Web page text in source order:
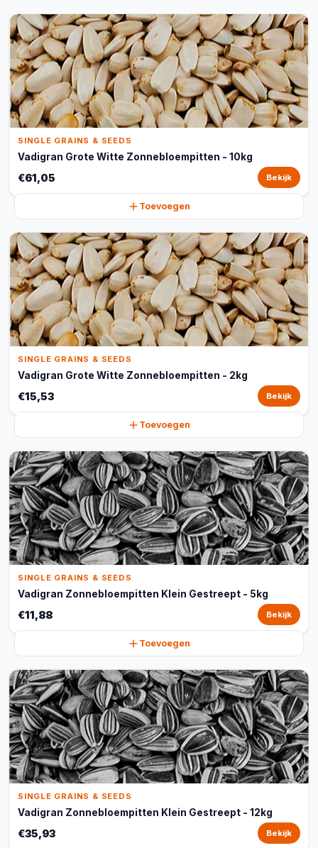
SINGLE GRAINS & SEEDS
Vadigran Grote Witte Zonnebloempitten - 10kg
€61,05 Bekijk
Toevoegen
SINGLE GRAINS & SEEDS
Vadigran Grote Witte Zonnebloempitten - 2kg
€15,53 Bekijk
Toevoegen
SINGLE GRAINS & SEEDS
Vadigran Zonnebloempitten Klein Gestreept - 5kg
€11,88 Bekijk
Toevoegen
SINGLE GRAINS & SEEDS
Vadigran Zonnebloempitten Klein Gestreept - 12kg
€35,93 Bekijk